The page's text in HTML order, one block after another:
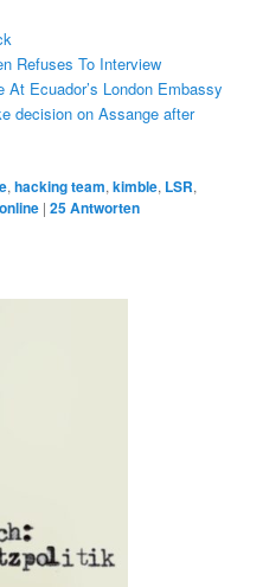
Refuses To Interview
At Ecuador’s London Embassy
decision on Assange after
,hacking team,kimble, LSR,
|25Antworten